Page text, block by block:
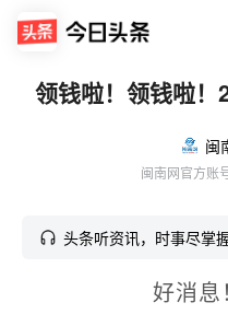
领钱啦！领钱啦
闽
闽南网官方账
头条听资讯，时事尽掌
好消息